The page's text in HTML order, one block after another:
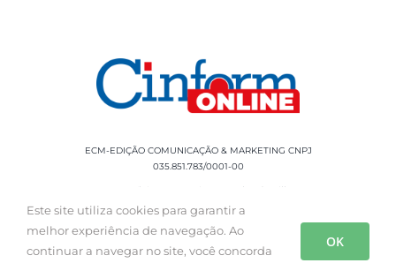
ECM-EDIÇÃO COMUNICAÇÃO & MARKETING CNPJ
035.851.783/0001-00
Rua Sílvio Cesar Leite, 90 Salgado Filho -
Aracaju, SE, CEP: 49020-060 Fone: +55 79
Este site utiliza cookies para garantir a
melhor experiência de navegação. Ao
continuar a navegar no site, você concorda
OK